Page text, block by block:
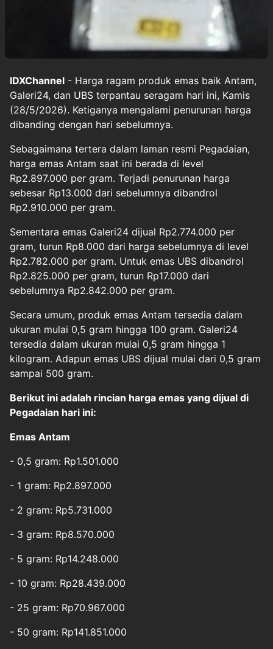
IDXChannel - Harga ragam produk emas baik Antam,
Galeri24, dan UBS terpantau seragam hari ini, Kamis
(28/5/2026). Ketiganya mengalami penurunan harga
dibanding dengan hari sebelumnya.
Sebagaimana tertera dalam laman resmi Pegadaian,
harga emas Antam saat ini berada di level
Rp2.897.000 per gram. Terjadi penurunan harga
sebesar Rp13.000 dari sebelumnya dibandrol
Rp2.910.000 per gram.
Sementara emas Galeri24 dijual Rp2.774.000 per
gram, turun Rp8.000 dari harga sebelumnya di level
Rp2.782.000 per gram. Untuk emas UBS dibandrol
Rp2.825.000 per gram, turun Rp17.000 dari
sebelumnya Rp2.842.000 per gram.
Secara umum, produk emas Antam tersedia dalam
ukuran mulai 0,5 gram hingga 100 gram. Galeri24
tersedia dalam ukuran mulai 0,5 gram hingga 1
kilogram. Adapun emas UBS dijual mulai dari 0,5 gram
sampai 500 gram.
Berikut ini adalah rincian harga emas yang dijual di
Pegadaian hari ini:
Emas Antam
- 0,5 gram: Rp1.501.000
- 1 gram: Rp2.897.000
- 2 gram: Rp5.731.000
- 3 gram: Rp8.570.000
- 5 gram: Rp14.248.000
- 10 gram: Rp28.439.000
- 25 gram: Rp70.967.000
- 50 gram: Rp141.851.000